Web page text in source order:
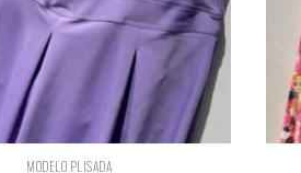
MODELO PLISADA